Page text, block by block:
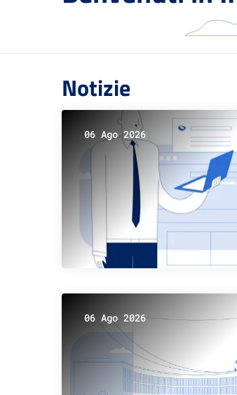
Notizie
06 Ago 2026
06 Ago 2026